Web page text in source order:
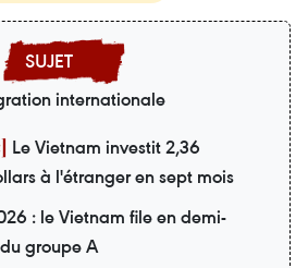
internationale
Le Vietnam investit 2,36
à l'étranger en sept mois
: le Vietnam file en demi-
groupe A